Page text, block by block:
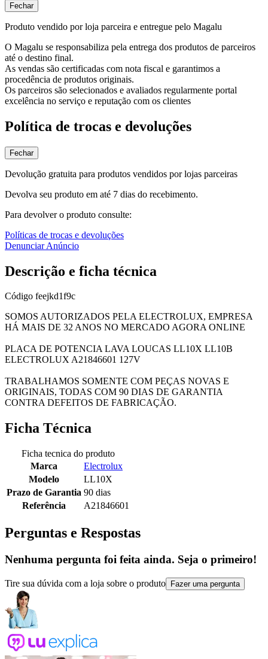
Fechar
Produto vendido por loja parceira e entregue pelo Magalu
O Magalu se responsabiliza pela entrega dos produtos de parceiros
até o destino final.
As vendas são certificadas com nota fiscal e garantimos a
procedência de produtos originais.
Os parceiros são selecionados e avaliados regularmente portal
excelência no serviço e reputação com os clientes
Política de trocas e devoluções
Fechar
Devolução gratuita para produtos vendidos por lojas parceiras
Devolva seu produto em até 7 dias do recebimento.
Para devolver o produto consulte:
Políticas de trocas e devoluções
Denunciar Anúncio
Descrição e ficha técnica
Código feejkd1f9c
SOMOS AUTORIZADOS PELA ELECTROLUX, EMPRESA
HÁ MAIS DE 32 ANOS NO MERCADO AGORA ONLINE
PLACA DE POTENCIA LAVA LOUCAS LL10X LL10B
ELECTROLUX A21846601 127V
TRABALHAMOS SOMENTE COM PEÇAS NOVAS E
ORIGINAIS, TODAS COM 90 DIAS DE GARANTIA
CONTRA DEFEITOS DE FABRICAÇÃO.
Ficha Técnica
Ficha tecnica do produto
Marca
Electrolux
Modelo
LL10X
Prazo de Garantia 90 dias
Referência
A21846601
Perguntas e Respostas
Nenhuma pergunta foi feita ainda. Seja o primeiro!
Tire sua dúvida com a loja sobre o produto Fazer uma pergunta